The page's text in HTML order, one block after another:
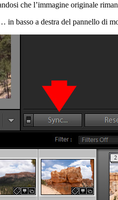
che l’immagine originale
basso a destra del pannello di